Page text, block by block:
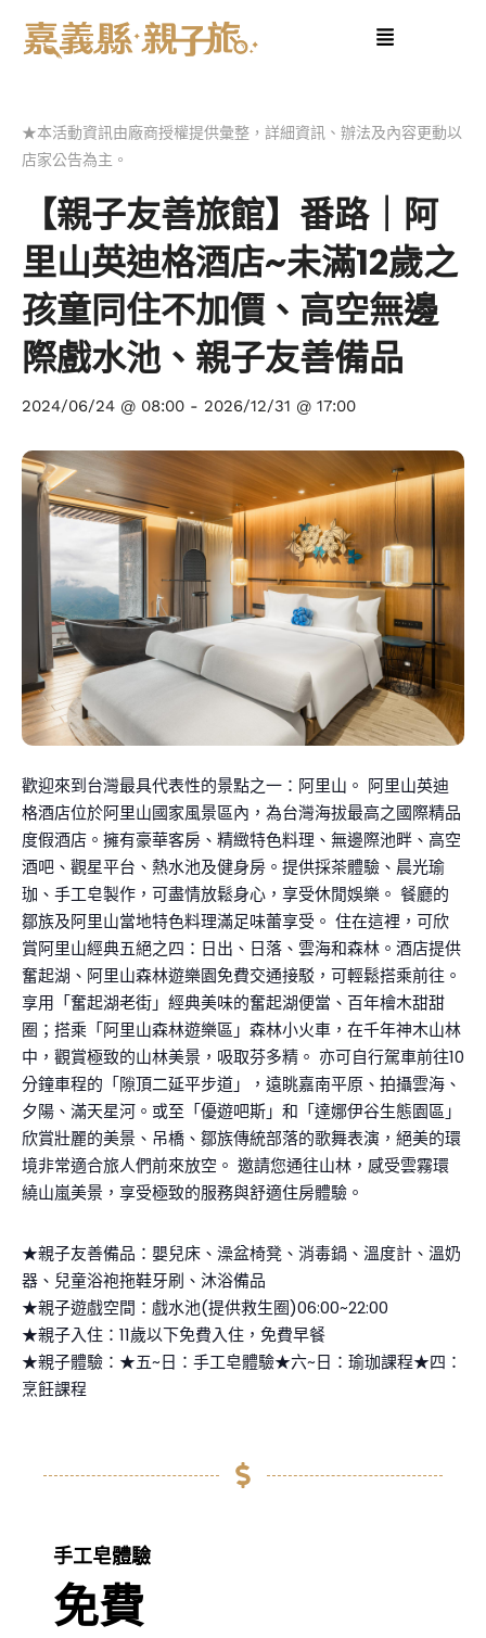
★本活動資訊由廠商授權提供彙整，詳細資訊、辦法及內容更動以
店家公告為主。
【親子友善旅館】番路｜阿
里山英迪格酒店~未滿12歲之
孩童同住不加價、高空無邊
際戲水池、親子友善備品
2024/06/24 @ 08:00 - 2026/12/31 @ 17:00
歡迎來到台灣最具代表性的景點之一：阿里山。 阿里山英迪
格酒店位於阿里山國家風景區內，為台灣海拔最高之國際精品
度假酒店。擁有豪華客房、精緻特色料理、無邊際池畔、高空
酒吧、觀星平台、熱水池及健身房。提供採茶體驗、晨光瑜
珈、手工皂製作，可盡情放鬆身心，享受休閒娛樂。 餐廳的
鄒族及阿里山當地特色料理滿足味蕾享受。 住在這裡，可欣
賞阿里山經典五絕之四：日出、日落、雲海和森林。酒店提供
奮起湖、阿里山森林遊樂園免費交通接駁，可輕鬆搭乘前往。
享用「奮起湖老街」經典美味的奮起湖便當、百年檜木甜甜
圈；搭乘「阿里山森林遊樂區」森林小火車，在千年神木山林
中，觀賞極致的山林美景，吸取芬多精。 亦可自行駕車前往10
分鐘車程的「隙頂二延平步道」，遠眺嘉南平原、拍攝雲海、
夕陽、滿天星河。或至「優遊吧斯」和「達娜伊谷生態園區」
欣賞壯麗的美景、吊橋、鄒族傳統部落的歌舞表演，絕美的環
境非常適合旅人們前來放空。 邀請您通往山林，感受雲霧環
繞山嵐美景，享受極致的服務與舒適住房體驗。
★親子友善備品：嬰兒床、澡盆椅凳、消毒鍋、溫度計、溫奶
器、兒童浴袍拖鞋牙刷、沐浴備品
★親子遊戲空間：戲水池(提供救生圈)06:00~22:00
★親子入住：11歲以下免費入住，免費早餐
★親子體驗：★五~日：手工皂體驗★六~日：瑜珈課程★四：
烹飪課程
手工皂體驗
免費